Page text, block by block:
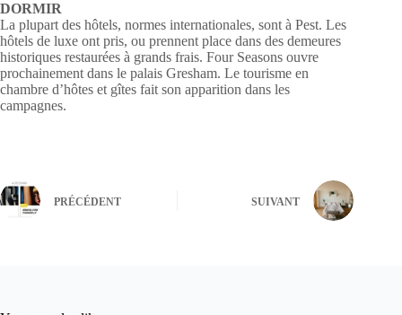
DORMIR
La plupart des hôtels, normes internationales, sont à Pest. Les
hôtels de luxe ont pris, ou prennent place dans des demeures
historiques restaurées à grands frais. Four Seasons ouvre
prochainement dans le palais Gresham. Le tourisme en
chambre d’hôtes et gîtes fait son apparition dans les
campagnes.
PRÉCÉDENT SUIVANT